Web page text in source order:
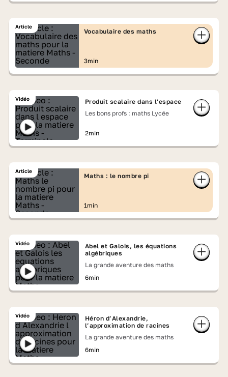
Article
Vocabulaire des maths
3min
Vidéo
Produit scalaire dans l'espace
Les bons profs : maths Lycée
2min
Article
Maths : le nombre pi
1min
Vidéo
Abel et Galois, les équations
algébriques
La grande aventure des maths
6min
Vidéo
Héron d’Alexandrie,
l’approximation de racines
La grande aventure des maths
6min